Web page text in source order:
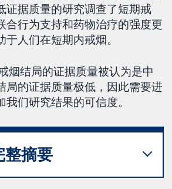
证据质量的研究调查了短期戒
合行为支持和药物治疗的强度更
人们在短期内戒烟。
烟结局的证据质量被认为是中
局的证据质量极低，因此需要进
们研究结果的可信度。
整摘要